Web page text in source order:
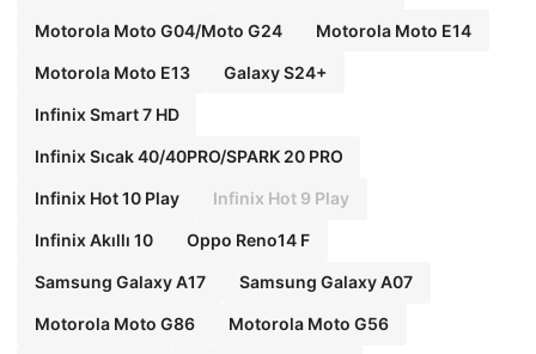
Motorola Moto G04/Moto G24 Motorola Moto E14
Motorola Moto E13 Galaxy S24+
Infinix Smart 7 HD
Infinix Sıcak 40/40PRO/SPARK 20 PRO
Infinix Hot 10 Play Infinix Hot 9 Play
Infinix Akıllı 10 Oppo Reno14 F
Samsung Galaxy A17 Samsung Galaxy A07
Motorola Moto G86 Motorola Moto G56